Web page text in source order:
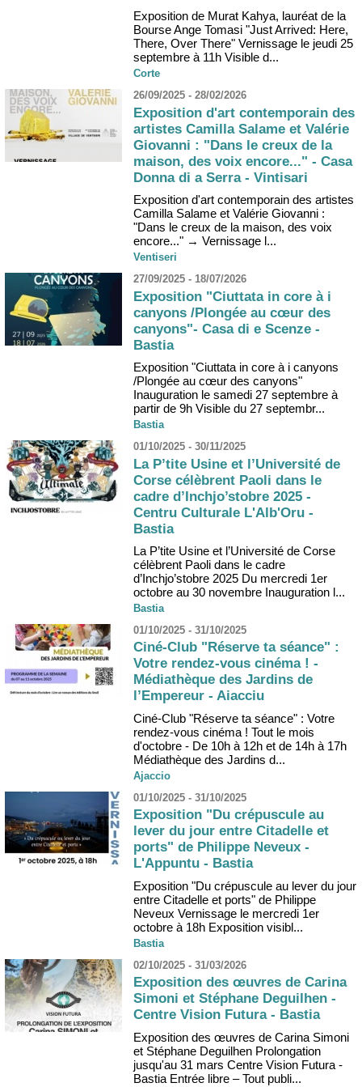
Exposition de Murat Kahya, lauréat de la
Bourse Ange Tomasi "Just Arrived: Here,
There, Over There" Vernissage le jeudi 25
septembre à 11h Visible d...
Corte
26/09/2025 - 28/02/2026
Exposition d'art contemporain des
artistes Camilla Salame et Valérie
Giovanni : "Dans le creux de la
maison, des voix encore..." - Casa
Donna di a Serra - Vintisari
Exposition d'art contemporain des artistes
Camilla Salame et Valérie Giovanni :
"Dans le creux de la maison, des voix
encore..." → Vernissage l...
Ventiseri
27/09/2025 - 18/07/2026
Exposition "Ciuttata in core à i
canyons /Plongée au cœur des
canyons"- Casa di e Scenze -
Bastia
Exposition "Ciuttata in core à i canyons
/Plongée au cœur des canyons"
Inauguration le samedi 27 septembre à
partir de 9h Visible du 27 septembr...
Bastia
01/10/2025 - 30/11/2025
La P’tite Usine et l’Université de
Corse célèbrent Paoli dans le
cadre d’Inchjo’stobre 2025 -
Centru Culturale L'Alb'Oru -
Bastia
La P’tite Usine et l’Université de Corse
célèbrent Paoli dans le cadre
d’Inchjo’stobre 2025 Du mercredi 1er
octobre au 30 novembre Inauguration l...
Bastia
01/10/2025 - 31/10/2025
Ciné-Club "Réserve ta séance" :
Votre rendez-vous cinéma ! -
Médiathèque des Jardins de
l’Empereur - Aiacciu
Ciné-Club "Réserve ta séance" : Votre
rendez-vous cinéma ! Tout le mois
d'octobre - De 10h à 12h et de 14h à 17h
Médiathèque des Jardins d...
Ajaccio
01/10/2025 - 31/10/2025
Exposition "Du crépuscule au
lever du jour entre Citadelle et
ports" de Philippe Neveux -
L'Appuntu - Bastia
Exposition "Du crépuscule au lever du jour
entre Citadelle et ports" de Philippe
Neveux Vernissage le mercredi 1er
octobre à 18h Exposition visibl...
Bastia
02/10/2025 - 31/03/2026
Exposition des œuvres de Carina
Simoni et Stéphane Deguilhen -
Centre Vision Futura - Bastia
Exposition des œuvres de Carina Simoni
et Stéphane Deguilhen Prolongation
jusqu'au 31 mars Centre Vision Futura -
Bastia Entrée libre – Tout publi...